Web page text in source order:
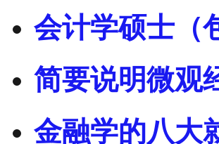
会计学硕士（
简要说明微观
金融学的八大